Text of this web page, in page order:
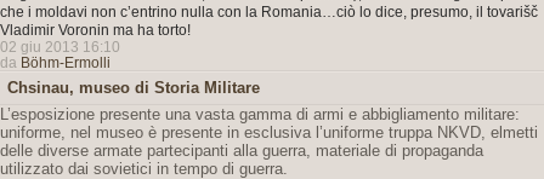
che i moldavi non c’entrino nulla con la Romania…ciò lo dice, presumo, il tovarišč
Vladimir Voronin ma ha torto!
02 giu 2013 16:10
da Böhm-Ermolli
Chsinau, museo di Storia Militare
L’esposizione presente una vasta gamma di armi e abbigliamento militare:
uniforme, nel museo è presente in esclusiva l’uniforme truppa NKVD, elmetti
delle diverse armate partecipanti alla guerra, materiale di propaganda
utilizzato dai sovietici in tempo di guerra.